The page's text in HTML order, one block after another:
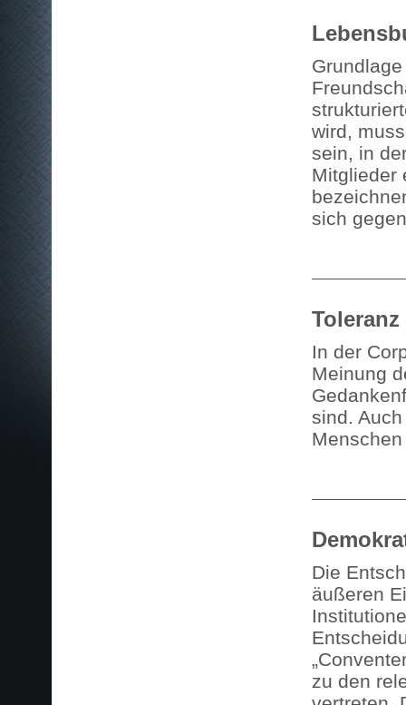
wird,
sein, in
Mitglieder
sich
Toleranz
In der
Meinung
sind.
Die
äußeren
zu den